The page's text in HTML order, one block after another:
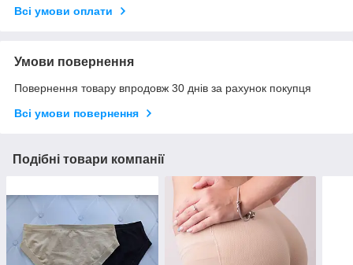
Всі умови оплати
Умови повернення
Повернення товару впродовж 30 днів за рахунок покупця
Всі умови повернення
Подібні товари компанії